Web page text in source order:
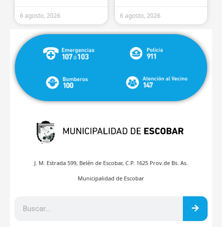
6 agosto, 2026 6 agosto, 2026
J. M. Estrada 599, Belén de Escobar, C.P. 1625 Prov.de Bs. As.
Municipalidad de Escobar